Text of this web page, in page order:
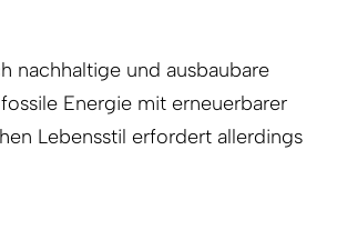
nachhaltige und ausbaubare
Energie mit erneuerbarer
Lebensstil erfordert allerdings